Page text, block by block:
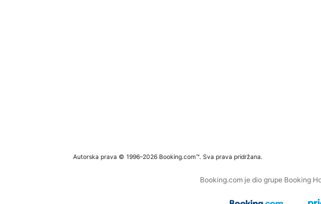
Autorska prava © 1996–2026 Booking.com™. Sva prava pridržana.
Booking.com je dio grupe Booking